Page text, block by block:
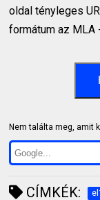
oldal tényleges
formátum az MLA
Nem találta meg, amit
CÍMKÉK: